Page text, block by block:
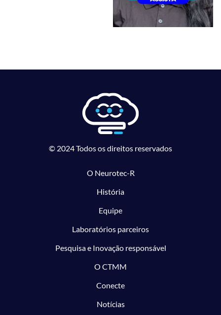
© 2024 Todos os direitos reservados
O Neurotec-R
História
Equipe
Laboratórios parceiros
Pesquisa e Inovação responsável
O CTMM
Conecte
Notícias